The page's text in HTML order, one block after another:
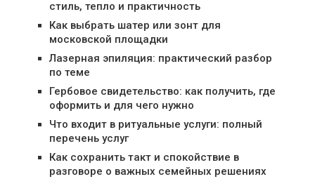
стиль, тепло и практичность
Как выбрать шатер или зонт для
московской площадки
Лазерная эпиляция: практический разбор
по теме
Гербовое свидетельство: как получить, где
оформить и для чего нужно
Что входит в ритуальные услуги: полный
перечень услуг
Как сохранить такт и спокойствие в
разговоре о важных семейных решениях